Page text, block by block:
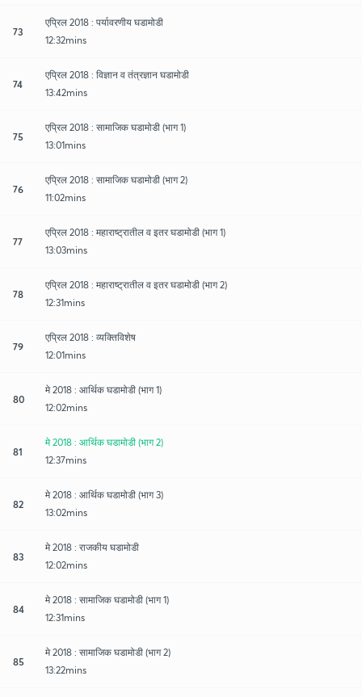
73
एप्रिल 2018 : पर्यावरणीय घडामोडी
12:32mins
74
एप्रिल 2018 : विज्ञान व तंत्रज्ञान घडामोडी
13:42mins
75
एप्रिल 2018 : सामाजिक घडामोडी (भाग 1)
13:01mins
76
एप्रिल 2018 : सामाजिक घडामोडी (भाग 2)
11:02mins
77
एप्रिल 2018 : महाराष्ट्रातील व इतर घडामोडी (भाग 1)
13:03mins
78
एप्रिल 2018 : महाराष्ट्रातील व इतर घडामोडी (भाग 2)
12:31mins
79
एप्रिल 2018 : व्यक्तिविशेष
12:01mins
80
मे 2018 : आर्थिक घडामोडी (भाग 1)
12:02mins
81
मे 2018 : आर्थिक घडामोडी (भाग 2)
12:37mins
82
मे 2018 : आर्थिक घडामोडी (भाग 3)
13:02mins
83
मे 2018 : राजकीय घडामोडी
12:02mins
84
मे 2018 : सामाजिक घडामोडी (भाग 1)
12:31mins
85
मे 2018 : सामाजिक घडामोडी (भाग 2)
13:22mins